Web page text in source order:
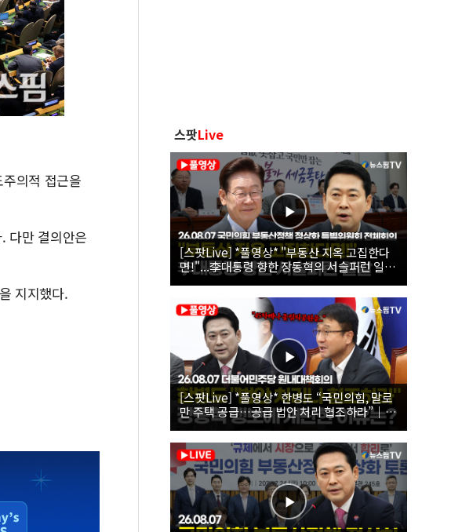
의적 접근을
다만 결의안은
지지했다.
스팟Live
[스팟Live] *풀영상* "부동산 지옥 고집한다
면!"...李대통령 향한 장동혁의 서슬퍼런 일갈
| 26.08.07 국민의힘 부동산정책 정상화 특별
위원회 전체회의
[스팟Live] *풀영상* 한병도 “국민의힘, 말로
만 주택 공급…공급 법안 처리 협조하라”｜
26.08.07 더불어민주당 원내대책회의